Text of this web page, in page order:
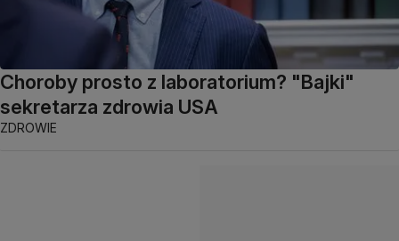
Choroby prosto z laboratorium? "Bajki"
sekretarza zdrowia USA
ZDROWIE